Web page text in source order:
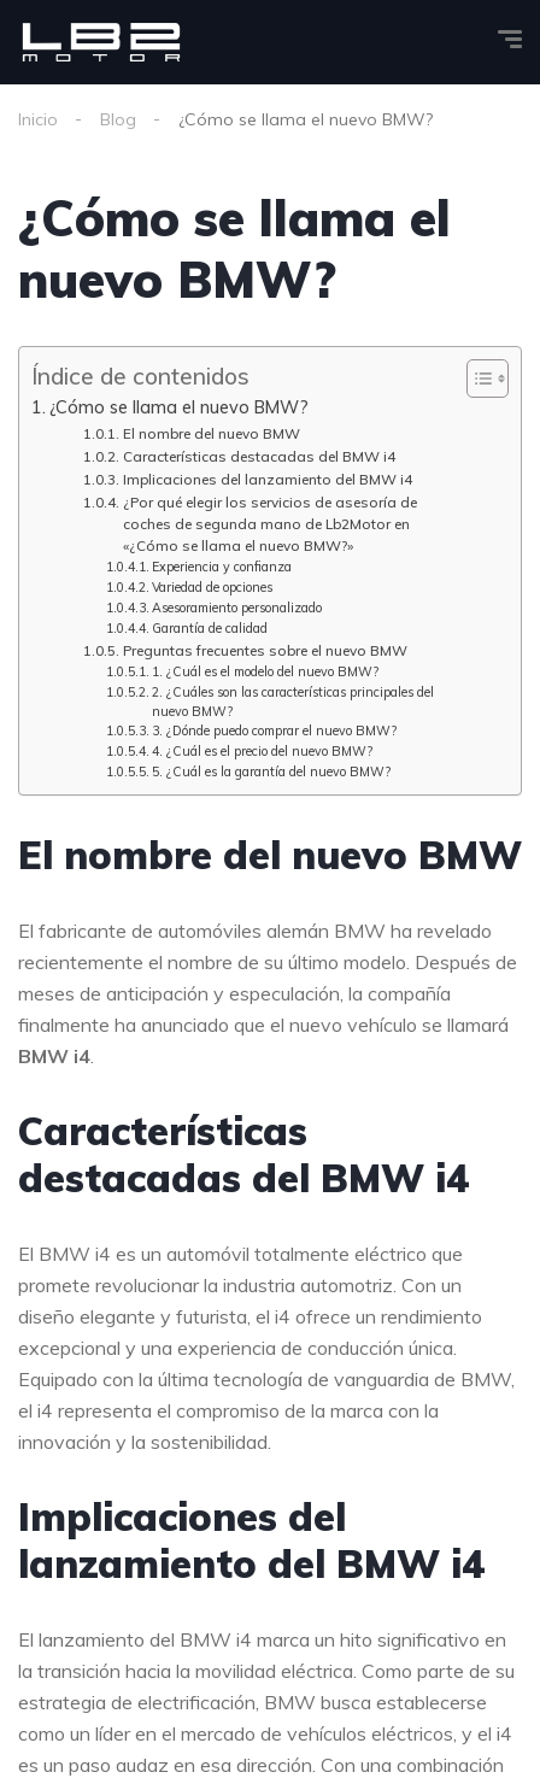
Inicio Blog ¿Cómo se llama el nuevo BMW?
¿Cómo se llama el
nuevo BMW?
Índice de contenidos
¿Cómo se llama el nuevo BMW?
El nombre del nuevo BMW
Características destacadas del BMW i4
Implicaciones del lanzamiento del BMW i4
¿Por qué elegir los servicios de asesoría de
coches de segunda mano de Lb2Motor en
«¿Cómo se llama el nuevo BMW?»
Experiencia y confianza
Variedad de opciones
Asesoramiento personalizado
Garantía de calidad
Preguntas frecuentes sobre el nuevo BMW
1. ¿Cuál es el modelo del nuevo BMW?
2. ¿Cuáles son las características principales del
nuevo BMW?
3. ¿Dónde puedo comprar el nuevo BMW?
4. ¿Cuál es el precio del nuevo BMW?
5. ¿Cuál es la garantía del nuevo BMW?
El nombre del nuevo BMW
El fabricante de automóviles alemán BMW ha revelado
recientemente el nombre de su último modelo. Después de
meses de anticipación y especulación, la compañía
finalmente ha anunciado que el nuevo vehículo se llamará
BMW i4.
Características
destacadas del BMW i4
El BMW i4 es un automóvil totalmente eléctrico que
promete revolucionar la industria automotriz. Con un
diseño elegante y futurista, el i4 ofrece un rendimiento
excepcional y una experiencia de conducción única.
Equipado con la última tecnología de vanguardia de BMW,
el i4 representa el compromiso de la marca con la
innovación y la sostenibilidad.
Implicaciones del
lanzamiento del BMW i4
El lanzamiento del BMW i4 marca un hito significativo en
la transición hacia la movilidad eléctrica. Como parte de su
estrategia de electrificación, BMW busca establecerse
como un líder en el mercado de vehículos eléctricos, y el i4
es un paso audaz en esa dirección. Con una combinación